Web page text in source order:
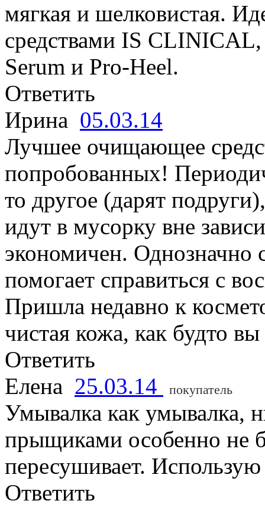
мягкая и шелковистая.
средствами IS
Serum и Pro-Heel.
Ответить
Ирина 05.03.14
Лучшее очищающее
попробованных!
то другое (дарят
идут в мусорку вне
экономичен. Однозначно
помогает справиться с
Пришла недавно к
чистая кожа, как будто
Ответить
Елена 25.03.14 покупатель
Умывалка как умывалка,
прыщиками особенно не
пересушивает.
Ответить